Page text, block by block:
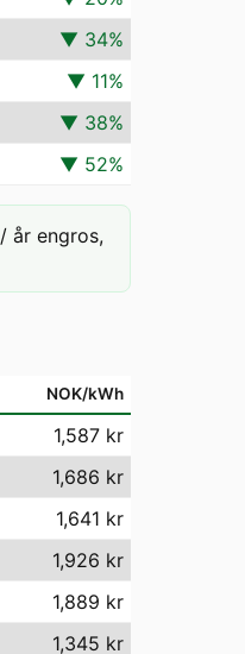
▼ 34%
▼ 11%
▼ 38%
▼ 52%
år engros,
NOK/kWh
1,587 kr
1,686 kr
1,641 kr
1,926 kr
1,889 kr
1,345 kr